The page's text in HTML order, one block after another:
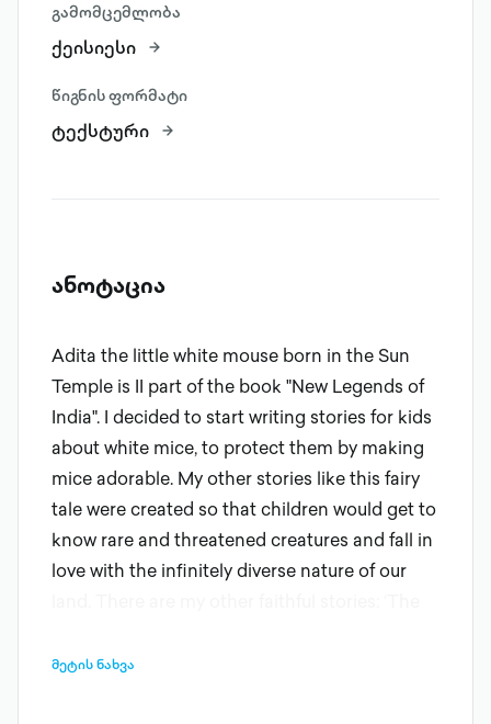
გამომცემლობა
ქეისიესი
წიგნის ფორმატი
ტექსტური
ანოტაცია
Adita the little white mouse born in the Sun
Temple is II part of the book "New Legends of
India". I decided to start writing stories for kids
about white mice, to protect them by making
mice adorable. My other stories like this fairy
tale were created so that children would get to
know rare and threatened creatures and fall in
love with the infinitely diverse nature of our
Christian the hedgehog and a brave little
მეტის ნახვა